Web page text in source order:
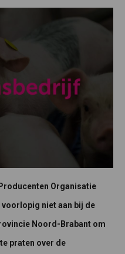
Organisatie
niet aan bij de
Noord-Brabant om
praten over de